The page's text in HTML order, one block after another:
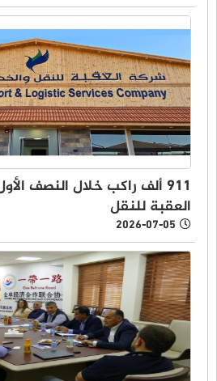
911 ألف راكب خلال النصف
العقبة للنقل
2026-07-05